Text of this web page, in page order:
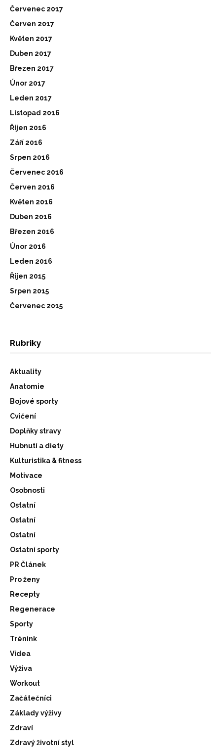
Červenec 2017
Červen 2017
Květen 2017
Duben 2017
Březen 2017
Únor 2017
Leden 2017
Listopad 2016
Říjen 2016
Září 2016
Srpen 2016
Červenec 2016
Červen 2016
Květen 2016
Duben 2016
Březen 2016
Únor 2016
Leden 2016
Říjen 2015
Srpen 2015
Červenec 2015
Rubriky
Aktuality
Anatomie
Bojové sporty
Cvičení
Doplňky stravy
Hubnutí a diety
Kulturistika & fitness
Motivace
Osobnosti
Ostatní
Ostatní
Ostatní
Ostatní sporty
PR Článek
Pro ženy
Recepty
Regenerace
Sporty
Trénink
Videa
Výživa
Workout
Začátečníci
Základy výživy
Zdraví
Zdravý životní styl